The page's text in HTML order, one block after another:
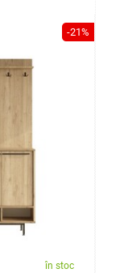
-21%
în stoc